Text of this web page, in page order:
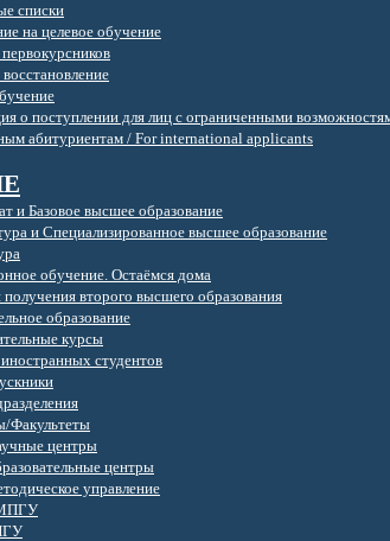
списки
на целевое обучение
о поступлении для лиц с ограниченными
абитуриентам / For international applicants
и Базовое высшее образование
и Специализированное высшее образование
обучение. Остаёмся дома
второго высшего образования
образование
курсы
студентов
Факультеты
центры
центры
управление